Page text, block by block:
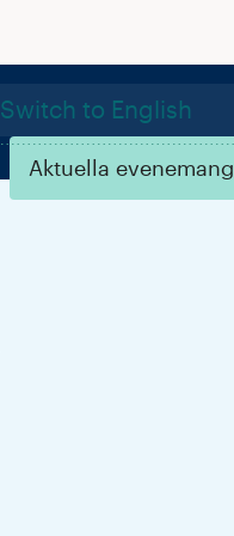
Switch to English
Aktuella evenemang